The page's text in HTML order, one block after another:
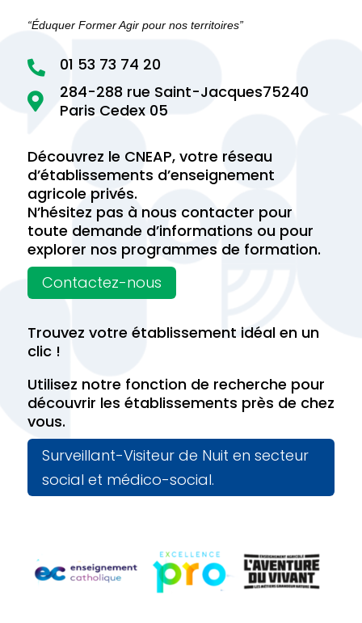
“Éduquer Former Agir pour nos territoires”


284-288 rue Saint-Jacques75240
Paris Cedex 05
01 53 73 74 20
Découvrez le CNEAP, votre réseau
d’établissements d’enseignement
agricole privés.
N’hésitez pas à nous contacter pour
toute demande d’informations ou pour
explorer nos programmes de formation.
Contactez-nous
Trouvez votre établissement idéal en un
clic !
Utilisez notre fonction de recherche pour
découvrir les établissements près de chez
vous.
Surveillant-Visiteur de Nuit en secteur
social et médico-social.